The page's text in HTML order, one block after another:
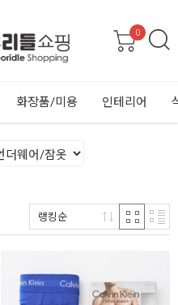
0
화장품/미용 인테리어
랭킹순